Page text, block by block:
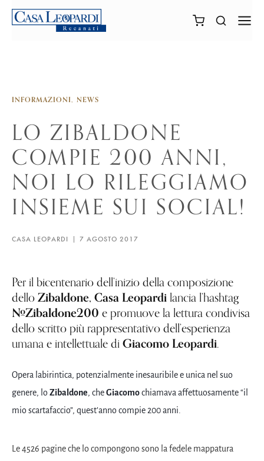
INFORMAZIONI NEWS
LO ZIBALDONE
COMPIE 200 ANNI,
NOI LO RILEGGIAMO
INSIEME SUI SOCIAL!
CASA LEOPARDI 7 AGOSTO 2017
Per il bicentenario dell’inizio della composizione
dello Zibaldone, Casa Leopardi lancia l’hashtag
#Zibaldone200 e promuove la lettura condivisa
dello scritto più rappresentativo dell’esperienza
umana e intellettuale di Giacomo Leopardi.
Opera labirintica, potenzialmente inesauribile e unica nel suo
genere, lo Zibaldone, cheGiacomochiamava affettuosamente “il
mio scartafaccio”, quest’anno compie 200 anni.
Le 4526 pagine che lo compongono sono la fedele mappatura